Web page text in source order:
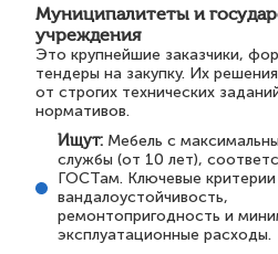
Муниципалитеты и
учреждения
Это крупнейшие заказчики,
тендеры на закупку. Их
от строгих технических
нормативов.
Ищут: Мебель с
службы (от 10 лет),
ГОСТам. Ключевые
вандалоустойчивость,
ремонтопригодность и
эксплуатационные расходы.